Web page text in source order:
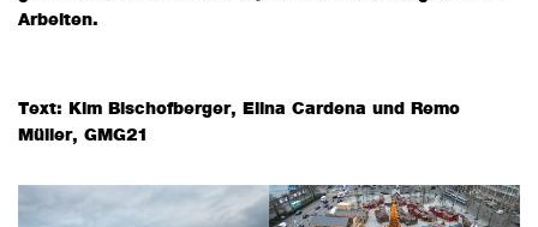
Arbeiten.
Text: Kim Bischofberger, Elina Cardena und Remo
Müller, GMG21